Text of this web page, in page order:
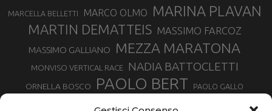
MARCELLA BELLETTI MARCO OLMO MARINA PLAVAN
MARTIN DEMATTEIS MASSIMO FARCOZ
MASSIMO GALLIANO MEZZA MARATONA
MONVISO VERTICAL RACE NADIA BATTOCLETTI
ORNELLA BOSCO PAOLO BERT PAOLO GALLO